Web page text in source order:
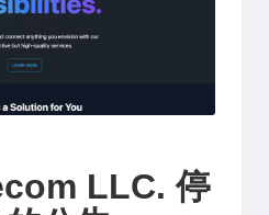
LLC. 停